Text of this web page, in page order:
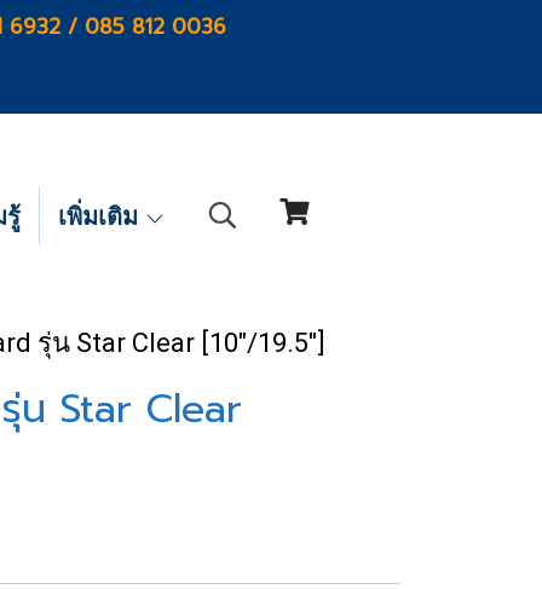
6932 / 085 812 0036
รู้ เพิ่มเติม
รุ่น Star Clear [10"/19.5"]
น Star Clear